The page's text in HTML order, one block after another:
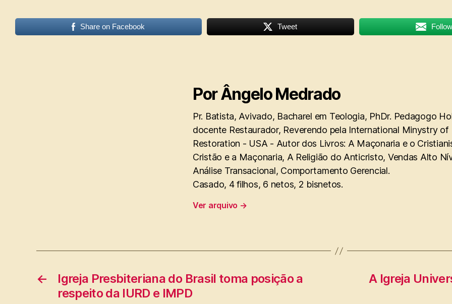
Share on Facebook Tweet
Por Ângelo Medrado
Pr. Batista, Avivado, Bacharel em Teologia, PhDr. Pedagogo
docente Restaurador, Reverendo pela International Minystry of
Restoration - USA - Autor dos Livros: A Maçonaria e o
Cristão e a Maçonaria, A Religião do Anticristo, Vendas Alto
Análise Transacional, Comportamento Gerencial.
Casado, 4 filhos, 6 netos, 2 bisnetos.
Ver arquivo →
←
Igreja Presbiteriana do Brasil toma posição a
respeito da IURD e IMPD
A Igreja